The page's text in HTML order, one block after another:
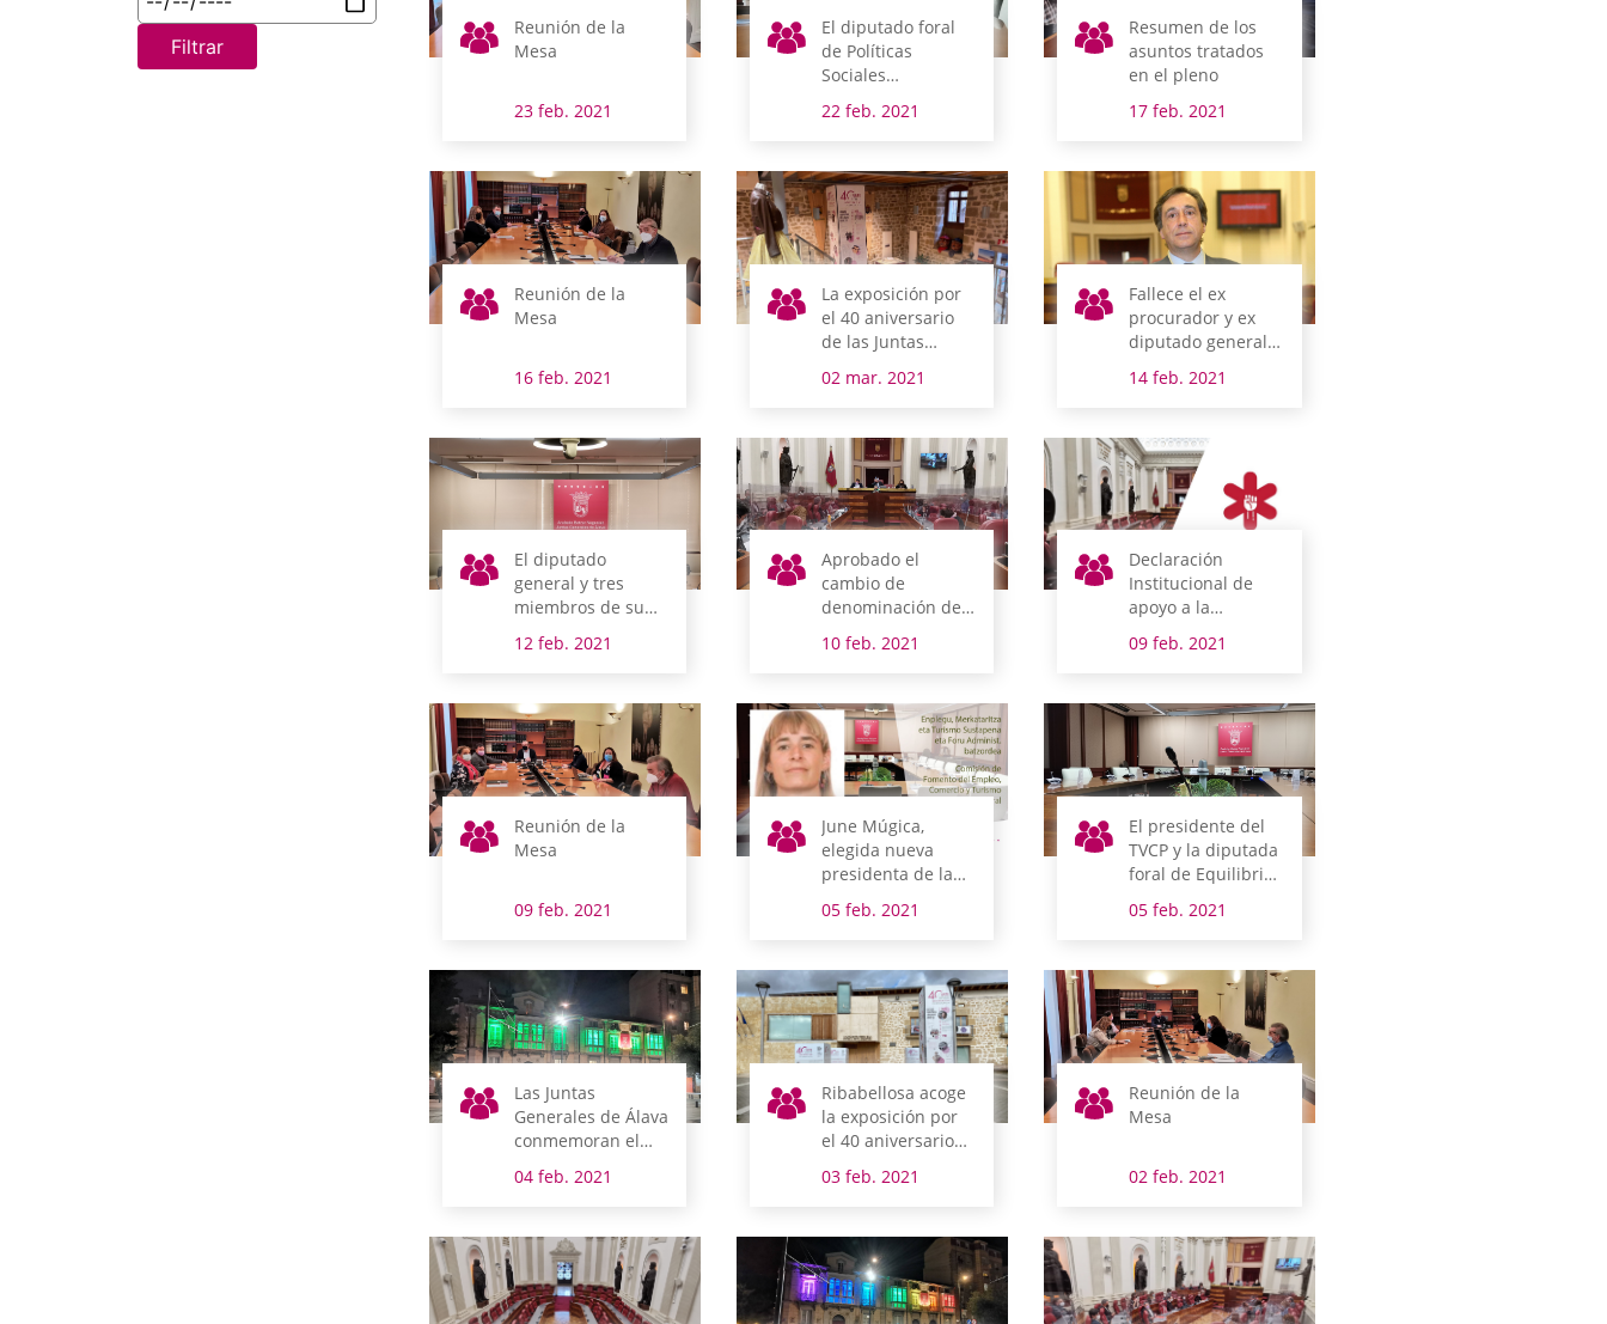
Filtrar
Reunión de la
Mesa
23 feb. 2021
El diputado foral
de Políticas
Sociales
semana en
22 feb. 2021
Resumen de los
asuntos tratados
en el pleno
17 feb. 2021
Reunión de la
Mesa
16 feb. 2021
La exposición por
el 40 aniversario
de las Juntas
llega a Laguardia
02 mar. 2021
Fallece el ex
procurador y ex
diputado general
14 feb. 2021
El diputado
general y tres
miembros de su
gobierno
comparecen la
ante las Juntas
Generales
12 feb. 2021
Aprobado el
cambio de
denominación de
la Cuadrilla de
Montaña Alavesa
10 feb. 2021
Declaración
Institucional de
apoyo a la
iniciativa
ciudadana
Right2Cure
09 feb. 2021
Reunión de la
Mesa
09 feb. 2021
June Múgica,
elegida nueva
presidenta de la
Comisión de
Fomento del
y Turismo y de
Administración
Foral
05 feb. 2021
El presidente del
TVCP y la diputada
foral de Equilibrio
Territorial
comparecen la
en comisión
05 feb. 2021
Las Juntas
Generales de Álava
conmemoran el
Día Mundial contra
el Cáncer
04 feb. 2021
Ribabellosa acoge
la exposición por
el 40 aniversario
de las Juntas
Generales de Álava
03 feb. 2021
Reunión de la
Mesa
02 feb. 2021